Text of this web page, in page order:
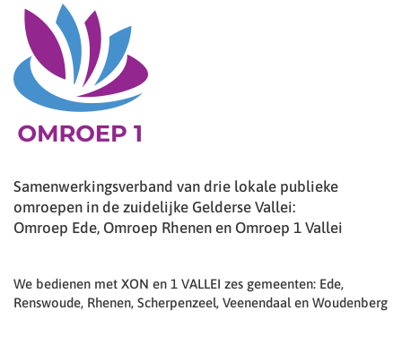
Samenwerkingsverband van drie lokale publieke
omroepen in de zuidelijke Gelderse Vallei:
Omroep Ede, Omroep Rhenen en Omroep 1 Vallei
We bedienen met XON en 1 VALLEI zes gemeenten: Ede,
Renswoude, Rhenen, Scherpenzeel, Veenendaal en Woudenberg